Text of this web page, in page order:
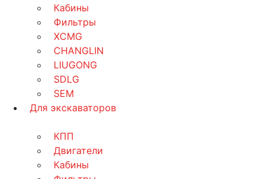
Кабины
Фильтры
XCMG
CHANGLIN
LIUGONG
SDLG
SEM
Для экскаваторов
КПП
Двигатели
Кабины